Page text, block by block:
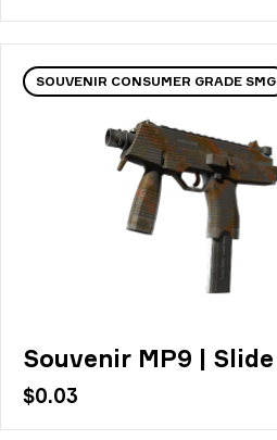
SOUVENIR CONSUMER GRADE SMG
Souvenir MP9 | Slide
$0.03